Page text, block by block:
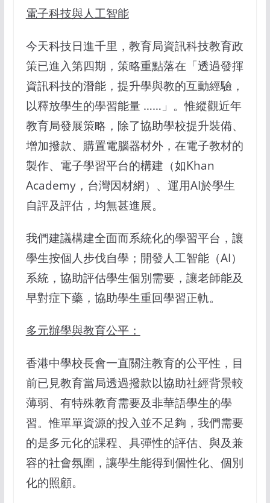
電子科技與人工智能
今天科技日進千里，教育局資訊科技教育政
策已進入第四期，策略重點落在「透過發揮
資訊科技的潛能，提升學與教的互動經驗，
以釋放學生的學習能量 ……」。惟縱觀近年
教育局發展策略，除了協助學校提升裝備、
增加撥款、購置電腦器材外，在電子教材的
製作、電子學習平台的構建（如Khan
Academy，台灣因材網）、運用AI於學生
自評及評估，均無甚進展。
我們建議構建全面而系統化的學習平台，讓
學生按個人步伐自學；開發人工智能（AI）
系統，協助評估學生個別需要，讓老師能及
早對症下藥，協助學生重回學習正軌。
多元辦學與教育公平：
香港中學校長會一直關注教育的公平性，目
前已見教育當局透過撥款以協助社經背景較
薄弱、有特殊教育需要及非華語學生的學
習。惟單單資源的投入並不足夠，我們需要
的是多元化的課程、具彈性的評估、與及兼
容的社會氛圍，讓學生能得到個性化、個別
化的照顧。